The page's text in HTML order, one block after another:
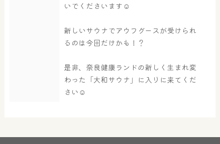
いでくださいます☺
新しいサウナでアウフグースが受けられ
るのは今回だけかも！？
是非、奈良健康ランドの新しく生まれ変
わった「大和サウナ」に入りに来てくだ
さい☺